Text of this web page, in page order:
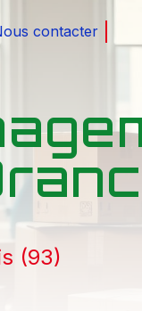
contacter
(93)